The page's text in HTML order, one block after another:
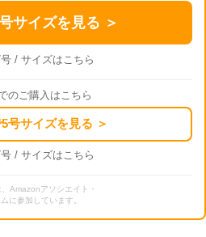
サイズを見る ＞
/ サイズはこちら
のご購入はこちら
号サイズを見る ＞
/ サイズはこちら
Amazonアソシエイト・
に参加しています。